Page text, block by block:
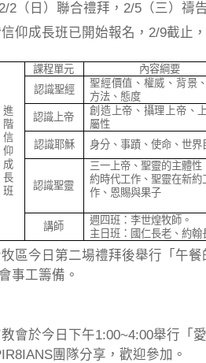
2（日）聯合禮拜，2/5（三）禱
信仰成長班已開始報名，2/9截止
進
階
信
仰
成
長
班
課程單元
內容綱要
認識聖經
聖經價值、權威、背景
方法、態度
認識上帝
創造上帝、攝理上帝、
屬性
認識耶穌
身分、事蹟、使命、世界
認識聖靈
三一上帝、聖靈的主體性
約時代工作、聖靈在新約
作、恩賜與果子
講師
週四班：李世煌牧師。
主日班：國仁長老、約
區今日第二場禮拜後舉行「午
事工籌備。
會於今日下午1:00~4:00舉行「
團隊分享，歡迎參加。